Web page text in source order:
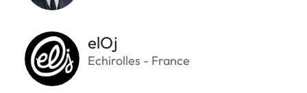
elOj
Echirolles - France